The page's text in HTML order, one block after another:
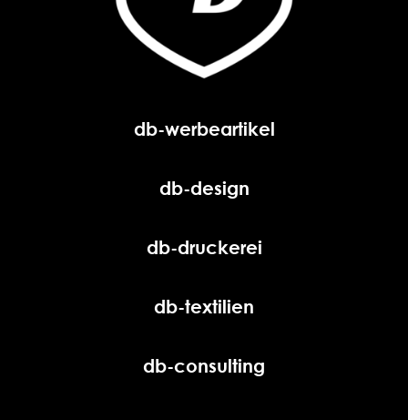
db-werbeartikel
db-design
db-druckerei
db-textilien
db-consulting